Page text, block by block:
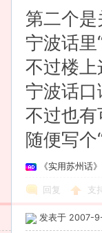
第二个是
宁波话里
不过楼上
宁波话
不过也
随便写
《实用苏州话
回复 支
发表于 2007-